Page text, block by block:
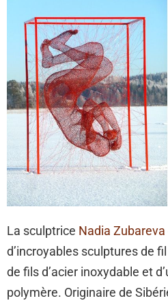
La sculptrice Nadia Zubareva
d’incroyables sculptures de
de fils d’acier inoxydable et
polymère. Originaire de